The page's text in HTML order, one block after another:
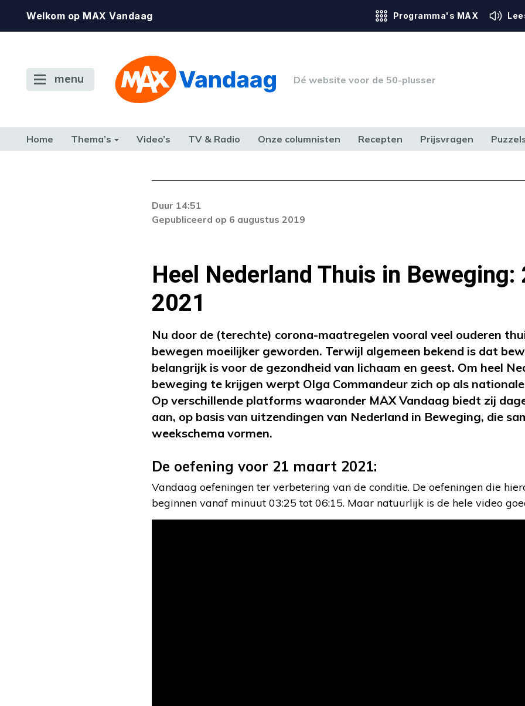
Welkom op MAX Vandaag Programma's MAX
menu Dé website voor de 50-plusser
Home Thema’s Video’s TV & Radio Onze columnisten Recepten Prijsvragen
Duur 14:51
Gepubliceerd op 6 augustus 2019
Heel Nederland Thuis in
2021
Nu door de (terechte) corona-maatregelen vooral veel ouderen
bewegen moeilijker geworden. Terwijl algemeen bekend is dat
belangrijk is voor de gezondheid van lichaam en geest. Om heel
beweging te krijgen werpt Olga Commandeur zich op als
Op verschillende platforms waaronder MAX Vandaag biedt zij
aan, op basis van uitzendingen van Nederland in Beweging, die
weekschema vormen.
De oefening voor 21 maart 2021:
Vandaag oefeningen ter verbetering van de conditie. De oefeningen die
beginnen vanaf minuut 03:25 tot 06:15. Maar natuurlijk is de hele video